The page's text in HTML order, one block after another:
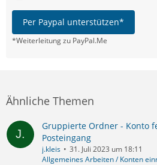
Per Paypal unterstützen*
*Weiterleitung zu PayPal.Me
Ähnliche Themen
Gruppierte Ordner - Konto
Posteingang
j.kleis
31. Juli 2023 um 18:11
Allgemeines Arbeiten / Konten